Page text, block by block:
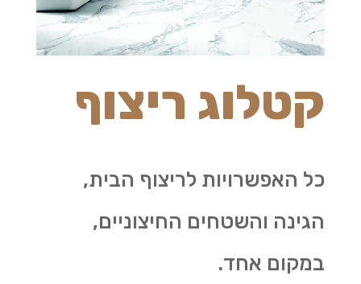
קטלוג ריצוף
כל האפשרויות לריצוף הבית,
הגינה והשטחים החיצוניים,
במקום אחד.